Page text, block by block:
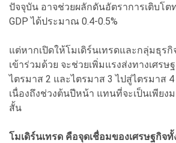
ปัจจุบัน อาจช่วยผลักดันอัตราการเติบโต
GDP ได้ประมาณ 0.4-0.5%
แต่หากเปิดให้โมเดิร์นเทรดและกลุ่มธุร
เข้าร่วมด้วย จะช่วยเพิ่มแรงส่งทางเศรษ
ไตรมาส 2 และไตรมาส 3 ไปสู่ไตรมาส
เนื่องถึงช่วงต้นปีหน้า แทนที่จะเป็นเพียง
สั้น
โมเดิร์นเทรด คือจุดเชื่อมของเศรษฐกิจทั้